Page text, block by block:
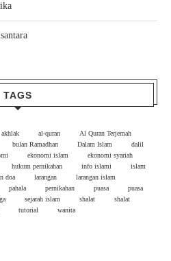
TAGS
akhlak al-quran
Al Quran Terjemah
bulan Ramadhan Dalam Islam
dalil
ekonomi islam
ekonomi syariah
hukum pernikahan info islami
islam
doa larangan
larangan islam
pahala pernikahan puasa
puasa
sejarah islam shalat
shalat
tutorial wanita